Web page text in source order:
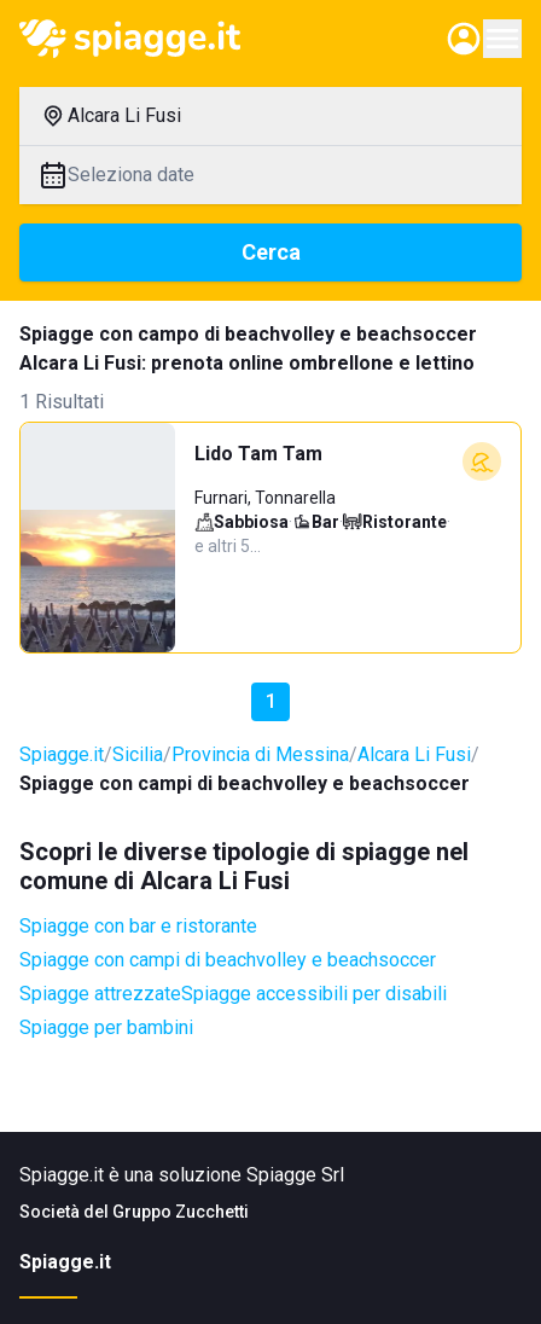
Alcara Li Fusi
Seleziona date
Cerca
Spiagge con campo di beachvolley e beachsoccer
Alcara Li Fusi: prenota online ombrellone e lettino
1 Risultati
Lido Tam Tam
Furnari, Tonnarella
Sabbiosa· Bar· Ristorante·
e altri 5…
1
Spiagge.it Sicilia Provincia di Messina Alcara Li Fusi
Spiagge con campi di beachvolley e beachsoccer
Scopri le diverse tipologie di spiagge nel
comune di Alcara Li Fusi
Spiagge con bar e ristorante
Spiagge con campi di beachvolley e beachsoccer
Spiagge attrezzateSpiagge accessibili per disabili
Spiagge per bambini
Spiagge.it è una soluzione Spiagge Srl
Società del Gruppo Zucchetti
Spiagge.it